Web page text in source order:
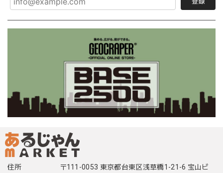
住所
〒111-0053 東京都台東区浅草橋1-21-6 宝山ビ